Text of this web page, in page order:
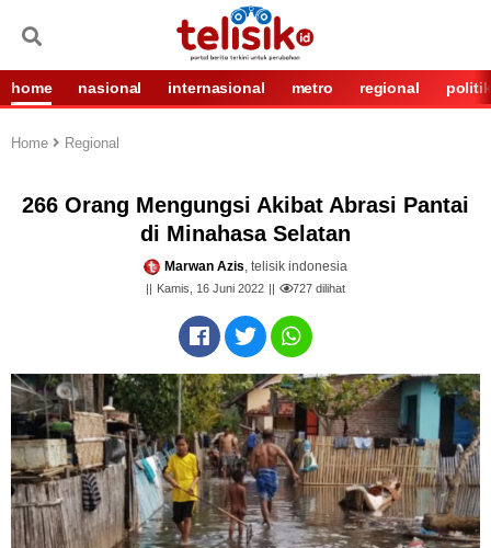
home nasional internasional metro regional politik
Home Regional
266 Orang Mengungsi Akibat Abrasi Pantai
di Minahasa Selatan
Marwan Azis, telisik indonesia
Kamis, 16 Juni 2022 727 dilihat